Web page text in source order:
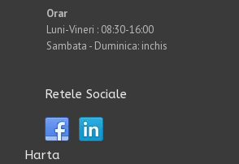
Orar
Luni-Vineri : 08:30-16:00
Sambata - Duminica: inchis
Retele Sociale
Harta